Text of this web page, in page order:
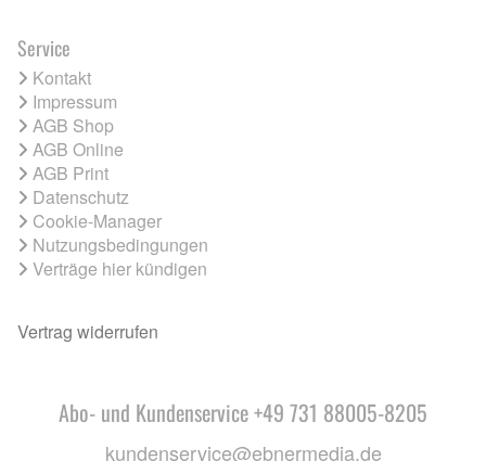
Service
Kontakt
Impressum
AGB Shop
AGB Online
AGB Print
Datenschutz
Cookie-Manager
Nutzungsbedingungen
Verträge hier kündigen
Vertrag widerrufen
Abo- und Kundenservice +49 731 88005-8205
kundenservice@ebnermedia.de